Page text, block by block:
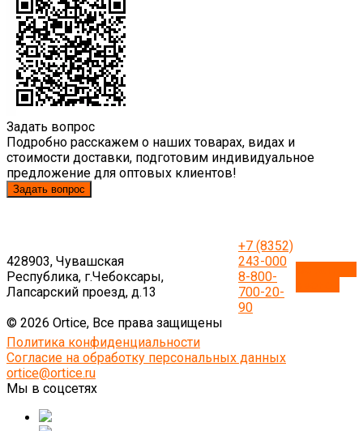
Задать вопрос
Подробно расскажем о наших товарах, видах и
стоимости доставки, подготовим индивидуальное
предложение для оптовых клиентов!
Задать вопрос
428903, Чувашская
Республика, г.Чебоксары,
Лапсарский проезд, д.13
+7 (8352)
243-000
8-800-
700-20-
90
© 2026 Ortice, Все права защищены
Политика конфиденциальности
Согласие на обработку персональных данных
ortice@ortice.ru
Мы в соцсетях